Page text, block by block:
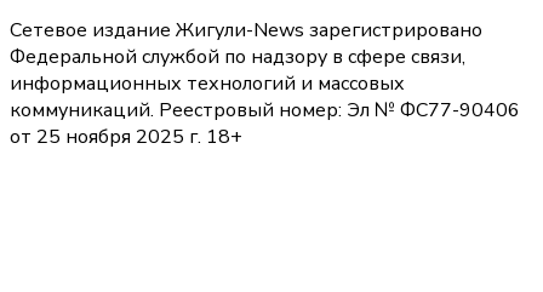
Сетевое издание Жигули-News зарегистрировано
Федеральной службой по надзору в сфере связи,
информационных технологий и массовых
коммуникаций. Реестровый номер: Эл № ФС77-90406
от 25 ноября 2025 г. 18+